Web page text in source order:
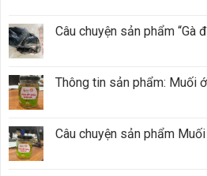
Câu chuyện sản phẩm “Gà
Thông tin sản phẩm: Muối
Câu chuyện sản phẩm